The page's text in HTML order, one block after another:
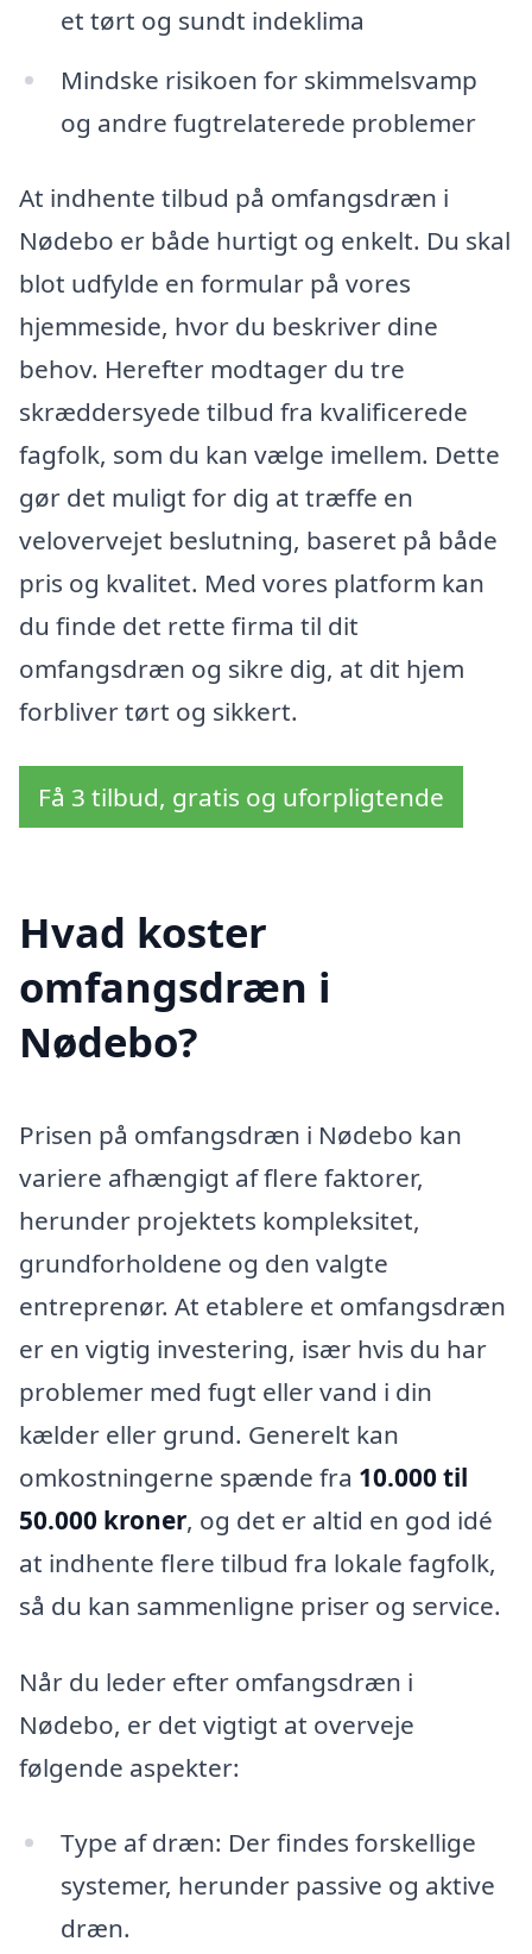
et tørt og sundt indeklima
Mindske risikoen for skimmelsvamp
og andre fugtrelaterede problemer
At indhente tilbud på omfangsdræn i
Nødebo er både hurtigt og enkelt. Du skal
blot udfylde en formular på vores
hjemmeside, hvor du beskriver dine
behov. Herefter modtager du tre
skræddersyede tilbud fra kvalificerede
fagfolk, som du kan vælge imellem. Dette
gør det muligt for dig at træffe en
velovervejet beslutning, baseret på både
pris og kvalitet. Med vores platform kan
du finde det rette firma til dit
omfangsdræn og sikre dig, at dit hjem
forbliver tørt og sikkert.
Få 3 tilbud, gratis og uforpligtende
Hvad koster
omfangsdræn i
Nødebo?
Prisen på omfangsdræn i Nødebo kan
variere afhængigt af flere faktorer,
herunder projektets kompleksitet,
grundforholdene og den valgte
entreprenør. At etablere et omfangsdræn
er en vigtig investering, især hvis du har
problemer med fugt eller vand i din
kælder eller grund. Generelt kan
omkostningerne spænde fra 10.000 til
50.000 kroner, og det er altid en god idé
at indhente flere tilbud fra lokale fagfolk,
så du kan sammenligne priser og service.
Når du leder efter omfangsdræn i
Nødebo, er det vigtigt at overveje
følgende aspekter:
Type af dræn: Der findes forskellige
systemer, herunder passive og aktive
dræn.